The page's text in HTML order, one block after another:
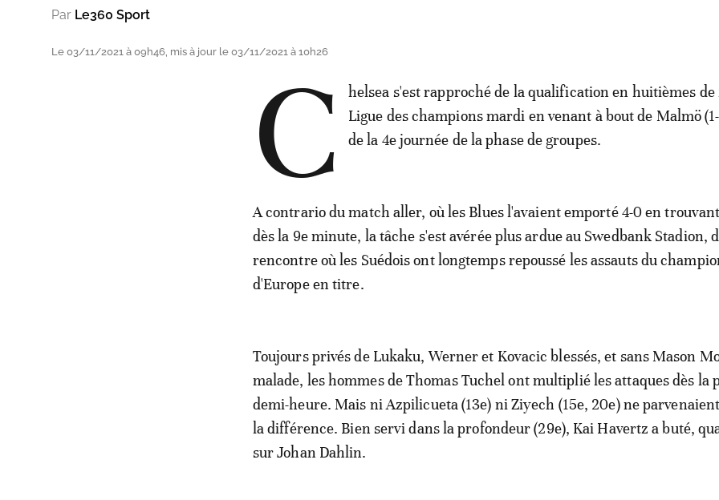
Par Le360 Sport
Le 03/11/2021 à 09h46, mis à jour le 03/11/2021 à 10h26
C
helsea s'est rapproché de la qualification en huitièmes
Ligue des champions mardi en venant à bout de Malmö
de la 4e journée de la phase de groupes.
A contrario du match aller, où les Blues l'avaient emporté 4-0 en
dès la 9e minute, la tâche s'est avérée plus ardue au Swedbank Stadion,
rencontre où les Suédois ont longtemps repoussé les assauts du
d'Europe en titre.
Toujours privés de Lukaku, Werner et Kovacic blessés, et sans Mason
malade, les hommes de Thomas Tuchel ont multiplié les attaques dès la
demi-heure. Mais ni Azpilicueta (13e) ni Ziyech (15e, 20e) ne
la différence. Bien servi dans la profondeur (29e), Kai Havertz a buté,
sur Johan Dahlin.